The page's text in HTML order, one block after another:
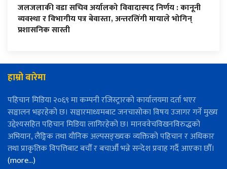
जलजलाकी वडा सचिव अर्यालको विवादास्पद निर्णय : कानूनी
व्यवस्था र विभागीय पत्र बेवास्ता, अन्तरलिंगी मायाले भोगिन्
प्रशासनिक सास्ती
हाम्रो बारेमा
पहिचान मिडिया २०६९ मा कम्पनी रजिस्ट्रारको कार्यालयमा दर्ता भएर
सञ्चालन भइरहेको छ। सञ्चारमाध्यमबाट जनचासोका विषय उजागर गर्ने मुख्य
उद्देश्यसहित पहिचान मिडिया लागिरहेको छ। मानववेचविखनविरुद्धको
अभियान, लैङ्गिक तथा यौनिक अल्पसङ्ख्यक व्यक्तिको पहिचान र अधिकार
तथा प्राकृतिक विपत्तिबाट बचौँ र बचाऔँ भन्ने सन्देश प्रवाह गर्दै आएका छौँ।
(more…)